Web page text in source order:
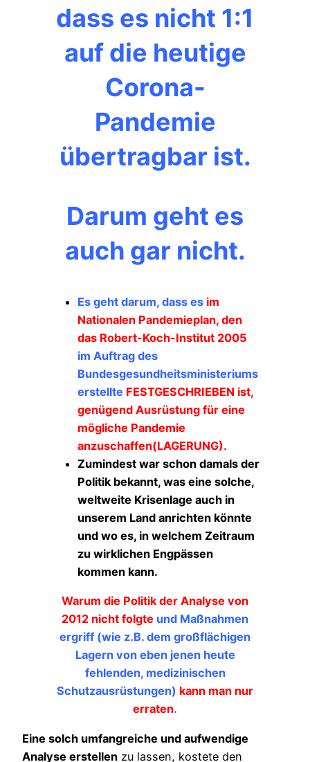
dass es nicht 1:1
auf die heutige
Corona-
Pandemie
übertragbar ist.
Darum geht es
auch gar nicht.
Es geht darum, dass es im
Nationalen Pandemieplan, den
das Robert-Koch-Institut 2005
im Auftrag des
Bundesgesundheitsministeriums
erstellte FESTGESCHRIEBEN ist,
genügend Ausrüstung für eine
mögliche Pandemie
anzuschaffen(LAGERUNG).
Zumindest war schon damals der
Politik bekannt, was eine solche,
weltweite Krisenlage auch in
unserem Land anrichten könnte
und wo es, in welchem Zeitraum
zu wirklichen Engpässen
kommen kann.
Warum die Politik der Analyse von
2012 nicht folgte und Maßnahmen
ergriff (wie z.B. dem großflächigen
Lagern von eben jenen heute
fehlenden, medizinischen
Schutzausrüstungen) kann man nur
erraten.
Eine solch umfangreiche und aufwendige
Analyse erstellen zu lassen, kostete den